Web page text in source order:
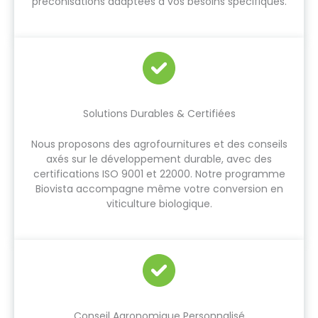
Solutions Durables & Certifiées
Nous proposons des agrofournitures et des conseils
axés sur le développement durable, avec des
certifications ISO 9001 et 22000. Notre programme
Biovista accompagne même votre conversion en
viticulture biologique.